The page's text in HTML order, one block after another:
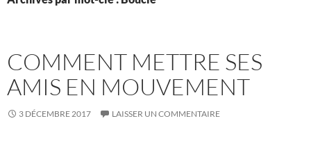
COMMENT METTRE SES
AMIS EN MOUVEMENT
3 DÉCEMBRE 2017 LAISSER UN COMMENTAIRE